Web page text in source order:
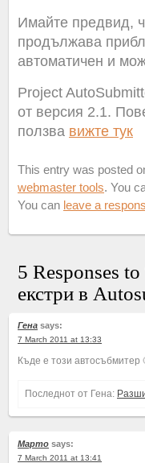
Имайте предвид,
продължава
автоматичен и
Project
от версия 2.1.
ползва вижте тук
This entry was posted
webmaster tools. You
You can leave a
5 Responses
екстри в
Гена says:
7 March 2011 at 13:33
Къде е този автосъбмитер
Последнот от Гена:
Марто says:
7 March 2011 at 13:41